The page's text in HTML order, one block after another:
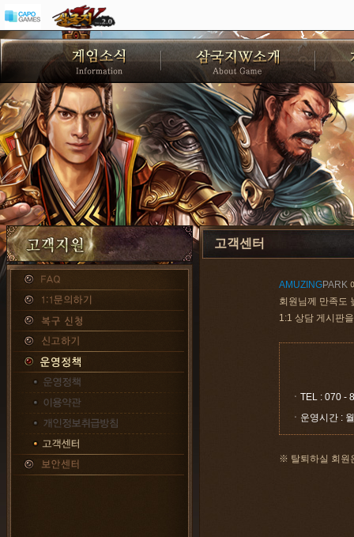
고객센터
AMUZINGPARK
회원님께 만족도
1:1 상담 게시판
ㆍTEL : 070 -
ㆍ운영시간 :
※ 탈퇴하실 회원